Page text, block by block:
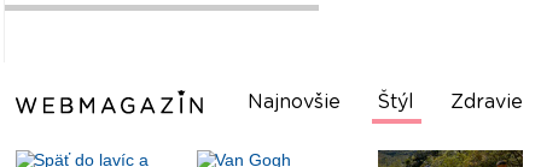
Najnovšie Štýl Zdravie